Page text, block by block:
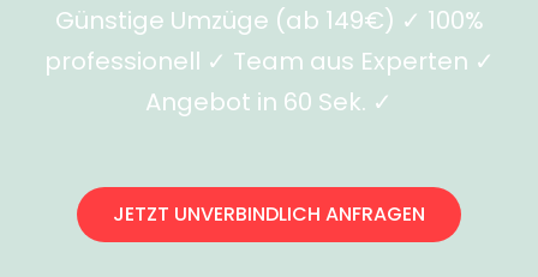
Günstige Umzüge (ab 149€) ✓ 100%
professionell ✓ Team aus Experten ✓
Angebot in 60 Sek. ✓
JETZT UNVERBINDLICH ANFRAGEN